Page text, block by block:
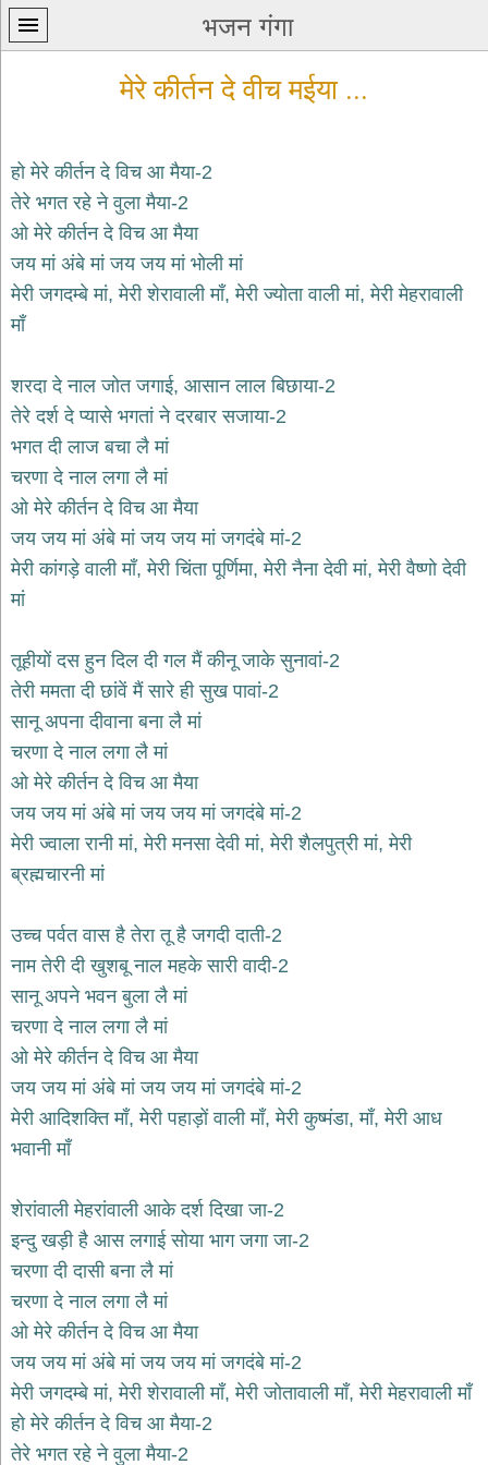
भजन गंगा
प्रथम
पन्ना
home
कृष्ण
शिव
भजन
bhajans
हनुमान
भजन
bhajans
साईं
जैन
भजन
jain
bhajans
दुर्गा
भजन
durga
bhajans
भजन
राम
raam
गुरुदेव
gurudev
bhajans
विविध
bhajans
विष्णु
भजन
bhajans
बाबा
बालक
नाथ
भजन
baba
nath
मेरे कीर्तन दे वीच मईया ...
हो मेरे कीर्तन दे विच आ मैया-2
तेरे भगत रहे ने वुला मैया-2
ओ मेरे कीर्तन दे विच आ मैया
जय मां अंबे मां जय जय मां भोली मां
मेरी जगदम्बे मां, मेरी शेरावाली माँ, मेरी ज्योता वाली मां, मेरी मेहरावाली
माँ
शरदा दे नाल जोत जगाई, आसान लाल बिछाया-2
तेरे दर्श दे प्यासे भगतां ने दरबार सजाया-2
भगत दी लाज बचा लै मां
चरणा दे नाल लगा लै मां
ओ मेरे कीर्तन दे विच आ मैया
जय जय मां अंबे मां जय जय मां जगदंबे मां-2
मेरी कांगड़े वाली माँ, मेरी चिंता पूर्णिमा, मेरी नैना देवी मां, मेरी वैष्णो देवी
मां
तूहीयों दस हुन दिल दी गल मैं कीनू जाके सुनावां-2
तेरी ममता दी छांवें मैं सारे ही सुख पावां-2
सानू अपना दीवाना बना लै मां
चरणा दे नाल लगा लै मां
ओ मेरे कीर्तन दे विच आ मैया
जय जय मां अंबे मां जय जय मां जगदंबे मां-2
मेरी ज्वाला रानी मां, मेरी मनसा देवी मां, मेरी शैलपुत्री मां, मेरी
ब्रह्मचारनी मां
उच्च पर्वत वास है तेरा तू है जगदी दाती-2
नाम तेरी दी खुशबू नाल महके सारी वादी-2
सानू अपने भवन बुला लै मां
चरणा दे नाल लगा लै मां
ओ मेरे कीर्तन दे विच आ मैया
जय जय मां अंबे मां जय जय मां जगदंबे मां-2
मेरी आदिशक्ति माँ, मेरी पहाड़ों वाली माँ, मेरी कुष्मंडा, माँ, मेरी आध
भवानी माँ
शेरांवाली मेहरांवाली आके दर्श दिखा जा-2
इन्दु खड़ी है आस लगाई सोया भाग जगा जा-2
चरणा दी दासी बना लै मां
चरणा दे नाल लगा लै मां
ओ मेरे कीर्तन दे विच आ मैया
जय जय मां अंबे मां जय जय मां जगदंबे मां-2
मेरी जगदम्बे मां, मेरी शेरावाली माँ, मेरी जोतावाली माँ, मेरी मेहरावाली माँ
हो मेरे कीर्तन दे विच आ मैया-2
तेरे भगत रहे ने वुला मैया-2